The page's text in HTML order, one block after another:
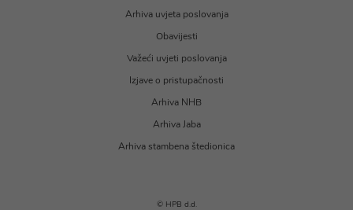
Arhiva uvjeta poslovanja
Obavijesti
Važeći uvjeti poslovanja
Izjave o pristupačnosti
Arhiva NHB
Arhiva Jaba
Arhiva stambena štedionica
© HPB d.d.